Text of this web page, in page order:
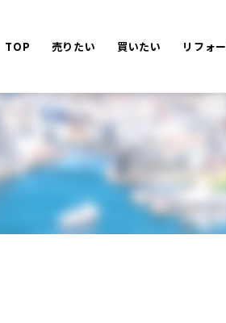
TOP 売りたい 買いたい リフォ